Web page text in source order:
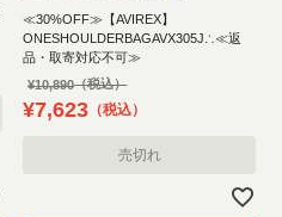
≪30%OFF≫【AVIREX】
ONESHOULDERBAGAVX305J∴≪返
品・取寄対応不可≫
¥10,890
¥7,623 税込
売切れ